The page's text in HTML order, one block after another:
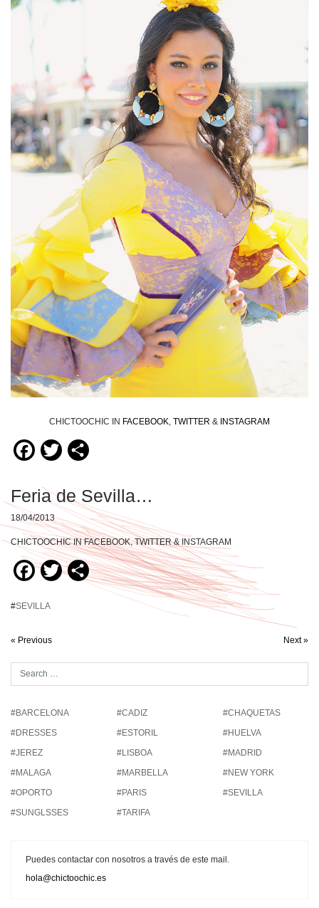
CHICTOOCHIC IN FACEBOOK, TWITTER & INSTAGRAM
Facebook
Twitter
Feria de Sevilla…
18/04/2013
CHICTOOCHIC IN FACEBOOK, TWITTER & INSTAGRAM
Facebook
TwitterCompartir
#SEVILLA
« Previous Next »
#BARCELONA #CADIZ
#CHAQUETAS
#DRESSES
#ESTORIL
#HUELVA
#JEREZ
#LISBOA
#MADRID
#MALAGA
#MARBELLA
#NEW YORK
#OPORTO
#PARIS
#SEVILLA
#SUNGLSSES
#TARIFA
Puedes contactar con nosotros a través de este mail.
hola@chictoochic.es